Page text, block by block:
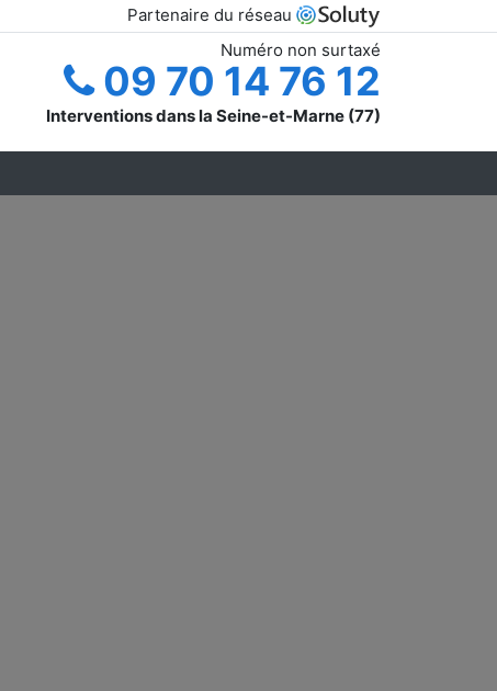
Partenaire du réseau
Numéro non surtaxé
09 70 14 76 12
Interventions dans la Seine-et-Marne (77)